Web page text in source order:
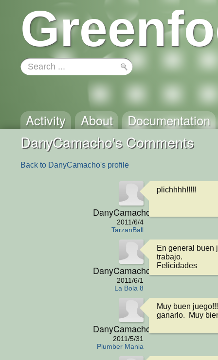
Activity About Documentation
DanyCamacho's Comments
Back to DanyCamacho's profile
DanyCamacho
2011/6/4
TarzanBall
plichhhh!!!!!
DanyCamacho
2011/6/1
La Bola 8
En general buen
trabajo.
Felicidades
DanyCamacho
2011/5/31
Plumber Mania
Muy buen
ganarlo.  Muy